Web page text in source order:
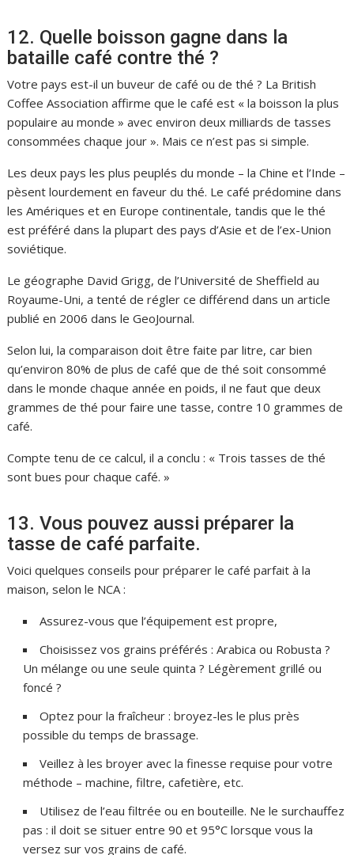
12. Quelle boisson gagne dans la
bataille café contre thé ?
Votre pays est-il un buveur de café ou de thé ? La British
Coffee Association affirme que le café est « la boisson la plus
populaire au monde » avec environ deux milliards de tasses
consommées chaque jour ». Mais ce n’est pas si simple.
Les deux pays les plus peuplés du monde – la Chine et l’Inde –
pèsent lourdement en faveur du thé. Le café prédomine dans
les Amériques et en Europe continentale, tandis que le thé
est préféré dans la plupart des pays d’Asie et de l’ex-Union
soviétique.
Le géographe David Grigg, de l’Université de Sheffield au
Royaume-Uni, a tenté de régler ce différend dans un article
publié en 2006 dans le GeoJournal.
Selon lui, la comparaison doit être faite par litre, car bien
qu’environ 80% de plus de café que de thé soit consommé
dans le monde chaque année en poids, il ne faut que deux
grammes de thé pour faire une tasse, contre 10 grammes de
café.
Compte tenu de ce calcul, il a conclu : « Trois tasses de thé
sont bues pour chaque café. »
13. Vous pouvez aussi préparer la
tasse de café parfaite.
Voici quelques conseils pour préparer le café parfait à la
maison, selon le NCA :
Assurez-vous que l’équipement est propre,
Choisissez vos grains préférés : Arabica ou Robusta ?
Un mélange ou une seule quinta ? Légèrement grillé ou
foncé ?
Optez pour la fraîcheur : broyez-les le plus près
possible du temps de brassage.
Veillez à les broyer avec la finesse requise pour votre
méthode – machine, filtre, cafetière, etc.
Utilisez de l’eau filtrée ou en bouteille. Ne le surchauffez
pas : il doit se situer entre 90 et 95°C lorsque vous la
versez sur vos grains de café.